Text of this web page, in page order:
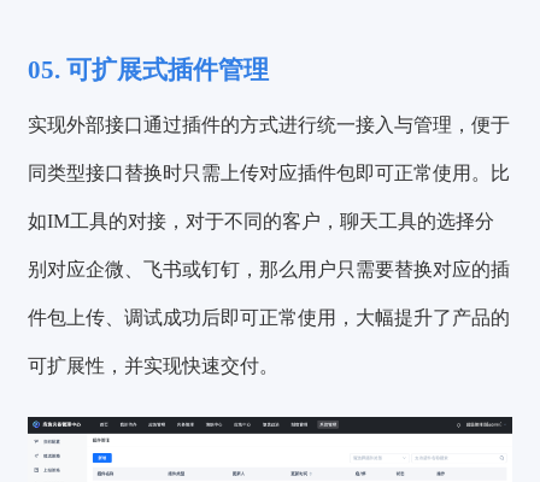
05. 可扩展式插件管理
实现外部接口通过插件的方式进行统一接入与管理，便于
同类型接口替换时只需上传对应插件包即可正常使用。比
如IM工具的对接，对于不同的客户，聊天工具的选择分
别对应企微、飞书或钉钉，那么用户只需要替换对应的插
件包上传、调试成功后即可正常使用，大幅提升了产品的
可扩展性，并实现快速交付。